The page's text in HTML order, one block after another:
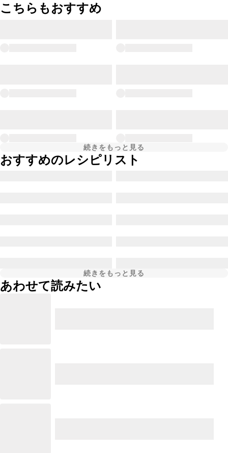
こちらもおすすめ
続きをもっと見る
おすすめのレシピリスト
続きをもっと見る
あわせて読みたい